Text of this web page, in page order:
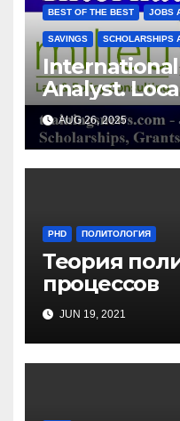
BEST OF THE BEST JOBS
SAVINGS SCHOLARSHIPS
Analyst.
Belgium/
SRL
AUG 26, 2025
PHD ПОЛИТОЛОГИЯ
Теория
процессов
JUN 19, 2021